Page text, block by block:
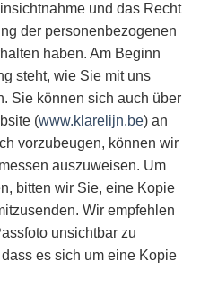
und das Recht
der personenbezogenen
haben. Am Beginn
steht, wie Sie mit uns
Sie können sich auch über
(www.klarelijn.be) an
vorzubeugen, können wir
auszuweisen. Um
bitten wir Sie, eine Kopie
Wir empfehlen
unsichtbar zu
es sich um eine Kopie